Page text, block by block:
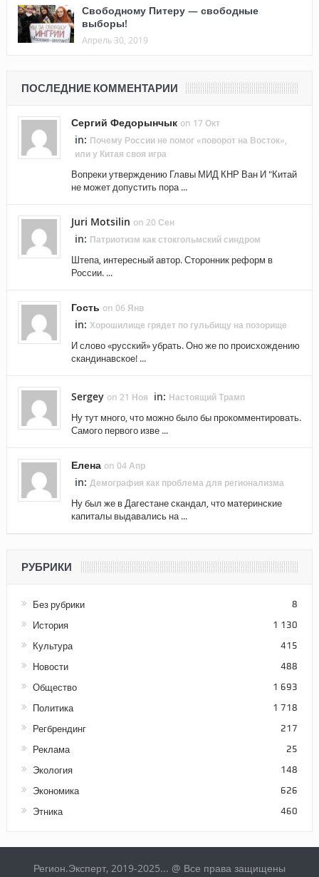
Свободному Питеру — свободные
выборы!
Апрель 30, 2019
ПОСЛЕДНИЕ КОММЕНТАРИИ
Сергий Федорынчык on 17 Окт
in: Почему России не помог «поворот на Восток»,
или у Китая своя игра
Вопреки утверждению Главы МИД КНР Ван И "Китай
не может допустить пора ...
Juri Motsilin on 20 Сен
in: Патриотизм как стокгольмский синдром
Штепа, интересный автор. Сторонник реформ в
России. ...
Гость on 06 Янв
in: Хорошилище грядет по гульбищу на позорище
И слово «русский» убрать. Оно же по происхождению
скандинавское! ...
Sergey on 21 Ноя in: Настоящий Трамп
Ну тут много, что можно было бы прокомментировать.
Самого первого изве ...
Елена on 04 Апр
in: Демография как проблема для регионализма
Ну был же в Дагестане скандал, что материнские
капиталы выдавались на ...
РУБРИКИ
Без рубрики 8
История 1 130
Культура 415
Новости 488
Общество 1 693
Политика 1 718
Регбрендинг 217
Реклама 25
Экология 148
Экономика 626
Этника 460
Регион.Эксперт, 2019-2025... @ Все права защищены